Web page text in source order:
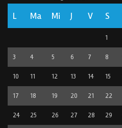
L Ma Mi J V S
1
3 4 5 6 7 8
10 11 12 13 14 15
17 18 19 20 21 22
24 25 26 27 28 29